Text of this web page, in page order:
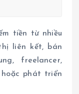
tiền từ nhiều
liên kết, bán
freelancer,
phát triển